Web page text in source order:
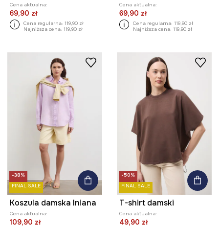
Cena aktualna:
69,90 zł
Cena regularna: 119,90 zł
Najniższa cena: 119,90 zł
Cena aktualna:
69,90 zł
Cena regularna: 119,90 zł
Najniższa cena: 119,90 zł
-38%
FINAL SALE
Koszula damska lniana
Cena aktualna:
109,90 zł
-50%
FINAL SALE
T-shirt damski
Cena aktualna:
49,90 zł